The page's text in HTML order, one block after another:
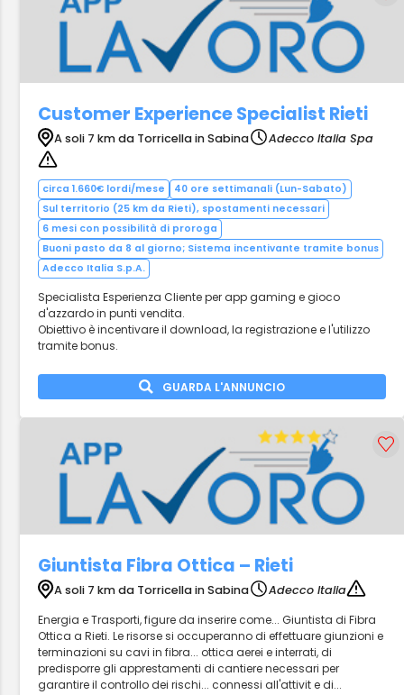
Customer Experience Specialist Rieti
A soli 7 km da Torricella in Sabina Adecco Italia Spa
circa 1.660€ lordi/mese
40 ore settimanali (Lun-Sabato)
Sul territorio (25 km da Rieti), spostamenti necessari
6 mesi con possibilità di proroga
Buoni pasto da 8 al giorno; Sistema incentivante tramite bonus
Adecco Italia S.p.A.
Specialista Esperienza Cliente per app gaming e gioco
d'azzardo in punti vendita.
Obiettivo è incentivare il download, la registrazione e l'utilizzo
tramite bonus.
GUARDA L'ANNUNCIO
Giuntista Fibra Ottica – Rieti
A soli 7 km da Torricella in Sabina
Adecco Italia
Energia e Trasporti, figure da inserire come... Giuntista di Fibra
Ottica a Rieti. Le risorse si occuperanno di effettuare giunzioni e
terminazioni su cavi in fibra... ottica aerei e interrati, di
predisporre gli apprestamenti di cantiere necessari per
garantire il controllo dei rischi... connessi all'attivit e di...